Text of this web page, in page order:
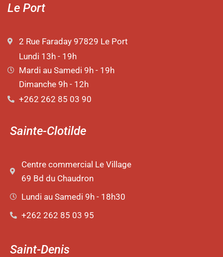
Le Port
2 Rue Faraday 97829 Le Port
Lundi 13h - 19h
Mardi au Samedi 9h - 19h
Dimanche 9h - 12h
+262 262 85 03 90
Sainte-Clotilde
Centre commercial Le Village
69 Bd du Chaudron
Lundi au Samedi 9h - 18h30
+262 262 85 03 95
Saint-Denis